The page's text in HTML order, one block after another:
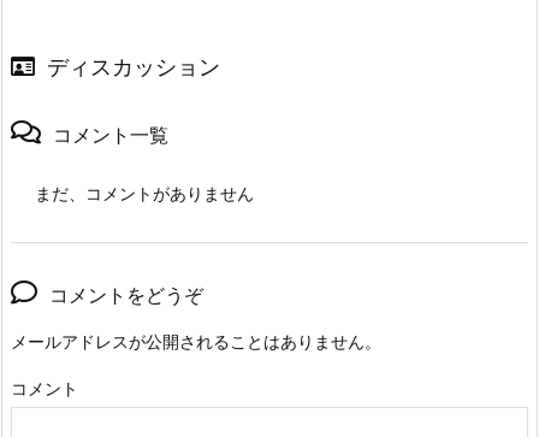
ディスカッション
コメント一覧
まだ、コメントがありません
コメントをどうぞ
メールアドレスが公開されることはありません。
コメント